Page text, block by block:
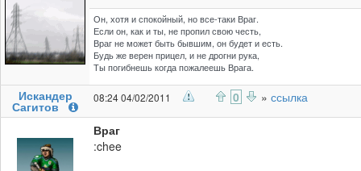
Он, хотя и спокойный, но все-таки Враг.
Если он, как и ты, не пропил свою честь,
Враг не может быть бывшим, он будет и есть.
Будь же верен прицел, и не дрогни рука,
Ты погибнешь когда пожалеешь Врага.
Искандер
Сагитов
08:24 04/02/2011 0 » ссылка
Враг
:chee